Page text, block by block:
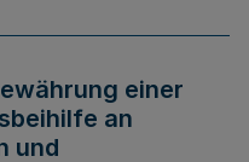
einer
an
und